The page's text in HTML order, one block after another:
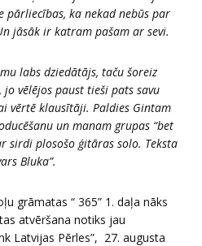
pārliecības, ka nekad nebūs par
jāsāk ir katram pašam ar sevi.
labs dziedātājs, taču šoreiz
vēlējos paust tieši pats savu
vērtē klausītāji. Paldies Gintam
un manam grupas “bet
sirdi plosošo ģitāras solo. Teksta
Bluka”.
grāmatas “ 365” 1. daļa nāks
atvēršana notiks jau
Latvijas Pērles”, 27. augusta